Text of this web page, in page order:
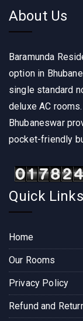
About Us
Baramunda
option in
single standard
deluxe AC
Bhubaneswar
pocket-friendly
Quick Links
Home
Our Rooms
Privacy Policy
Refund and